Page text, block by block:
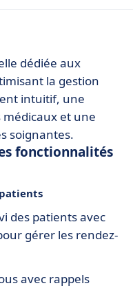
dédiée aux
la gestion
intuitif, une
médicaux et une
soignantes.
fonctionnalités
des patients avec
gérer les rendez-
avec rappels